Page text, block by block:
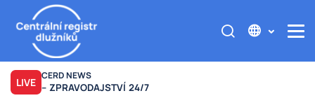
LIVE CERD NEWS
– ZPRAVODAJSTVÍ 24/7